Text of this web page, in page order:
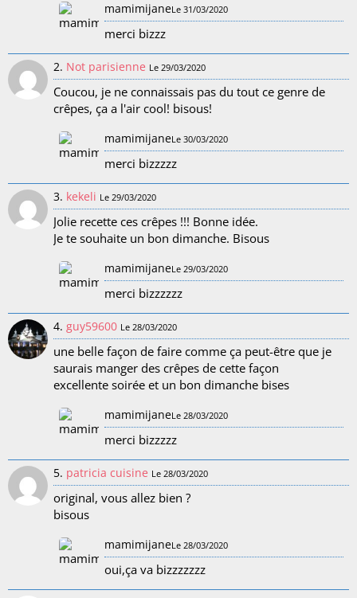
mamimijaneLe 31/03/2020
merci bizzz
2. Not parisienne Le 29/03/2020
Coucou, je ne connaissais pas du tout ce genre de
crêpes, ça a l'air cool! bisous!
mamimijaneLe 30/03/2020
merci bizzzzz
3. kekeli Le 29/03/2020
Jolie recette ces crêpes !!! Bonne idée.
Je te souhaite un bon dimanche. Bisous
mamimijaneLe 29/03/2020
merci bizzzzzz
4. guy59600 Le 28/03/2020
une belle façon de faire comme ça peut-être que je
saurais manger des crêpes de cette façon
excellente soirée et un bon dimanche bises
mamimijaneLe 28/03/2020
merci bizzzzz
5. patricia cuisine Le 28/03/2020
original, vous allez bien ?
bisous
mamimijaneLe 28/03/2020
oui,ça va bizzzzzzz